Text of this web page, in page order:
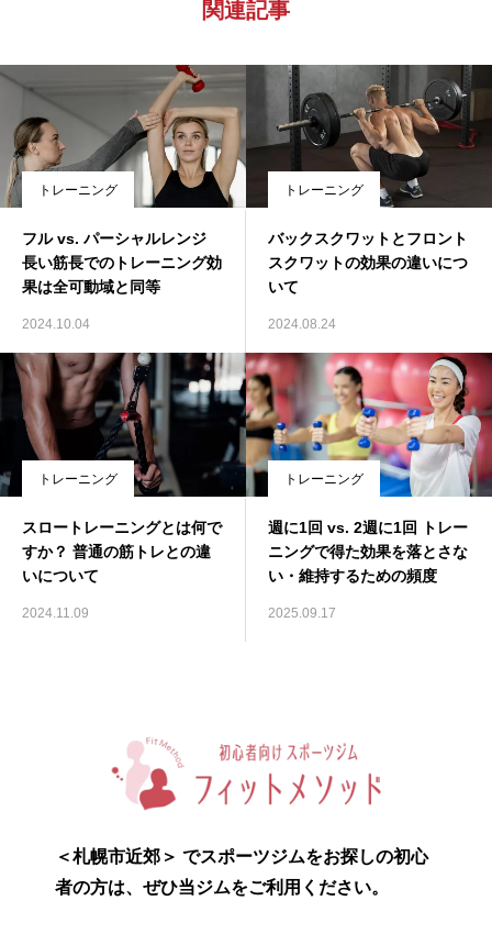
関連記事
トレーニング
フル vs. パーシャルレンジ
長い筋長でのトレーニング効
果は全可動域と同等
2024.10.04
トレーニング
バックスクワットとフロント
スクワットの効果の違いにつ
いて
2024.08.24
トレーニング
スロートレーニングとは何で
すか？ 普通の筋トレとの違
いについて
2024.11.09
トレーニング
週に1回 vs. 2週に1回 トレー
ニングで得た効果を落とさな
い・維持するための頻度
2025.09.17
＜札幌市近郊＞ でスポーツジムをお探しの初心
者の方は、ぜひ当ジムをご利用ください。